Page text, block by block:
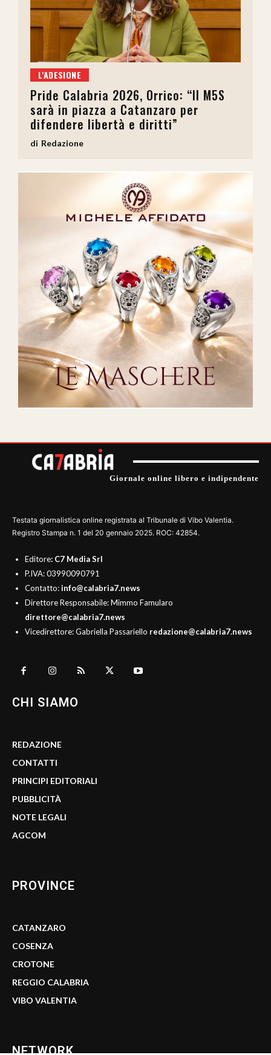
L'ADESIONE
Pride Calabria 2026, Orrico: “Il M5S
sarà in piazza a Catanzaro per
difendere libertà e diritti”
Redazione
Giornale online libero e indipendente
Testata giornalistica online registrata al Tribunale di Vibo Valentia.
Registro Stampa n. 1 del 20 gennaio 2025. ROC: 42854.
Editore: C7 Media Srl
P.IVA: 03990090791
Contatto:info@calabria7.news
Direttore Responsabile: Mimmo Famularo
direttore@calabria7.news
Vicedirettore: Gabriella Passariello redazione@calabria7.news
CHI SIAMO
REDAZIONE
CONTATTI
PRINCIPI EDITORIALI
PUBBLICITÀ
NOTE LEGALI
AGCOM
PROVINCE
CATANZARO
COSENZA
CROTONE
REGGIO CALABRIA
VIBO VALENTIA
NETWORK